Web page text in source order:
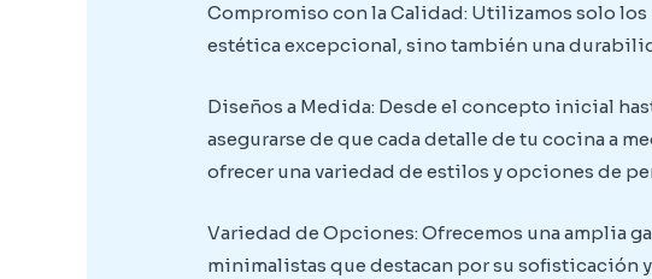
Compromiso con la Calidad: Utilizamos solo
estética excepcional, sino también una
Diseños a Medida: Desde el concepto inicial
asegurarse de que cada detalle de tu cocina a
ofrecer una variedad de estilos y opciones de
Variedad de Opciones: Ofrecemos una amplia
minimalistas que destacan por su sofisticación